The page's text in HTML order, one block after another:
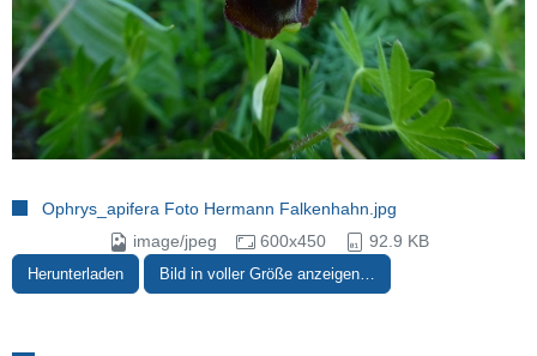
Ophrys_apifera Foto Hermann Falkenhahn.jpg
image/jpeg
600x450 92.9 KB
Herunterladen Bild in voller Größe anzeigen…